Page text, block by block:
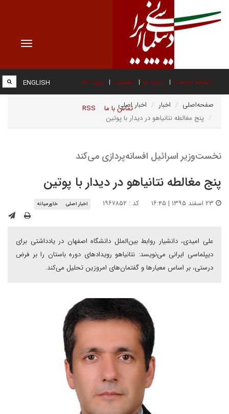
Toggle
صفحه نخست درباره ما عضویت پیوند ها
تماس با ما RSS
ENGLISH
صفحه‌اصلی اخبار
اخبار اصلی
پنج مغالطه نتانیاهو در دیدار با پوتین
نخست‌وزیر اسرائیل افسانه‌‌پردازی می‌کند
پنج مغالطه نتانیاهو در دیدار با پوتین
کد : ۱۹۶۷۸۵۲ اخبار اصلی خاورمیانه
علی امیدی، دانشیار روابط بین‌الملل دانشگاه اصفهان در یادداشتی برای
دیپلماسی ایرانی می‌نویسد: نتانیاهو رویدادهای دوره باستان را بر فرض
درستی، بر اساس معیارها و گفتمان‌های امروزین تحلیل می‌کند.